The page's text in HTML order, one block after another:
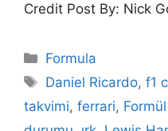
Credit Post By: Nick
Categories
Formula
Tags
Daniel Ricardo,f1
takvimi, ferrari, Formül